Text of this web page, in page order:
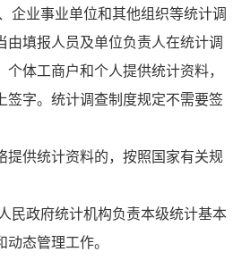
企业事业单位和其他组织等统计调
由填报人员及单位负责人在统计调
体工商户和个人提供统计资料，
签字。统计调查制度规定不需要签
提供统计资料的，按照国家有关规
民政府统计机构负责本级统计基本
态管理工作。